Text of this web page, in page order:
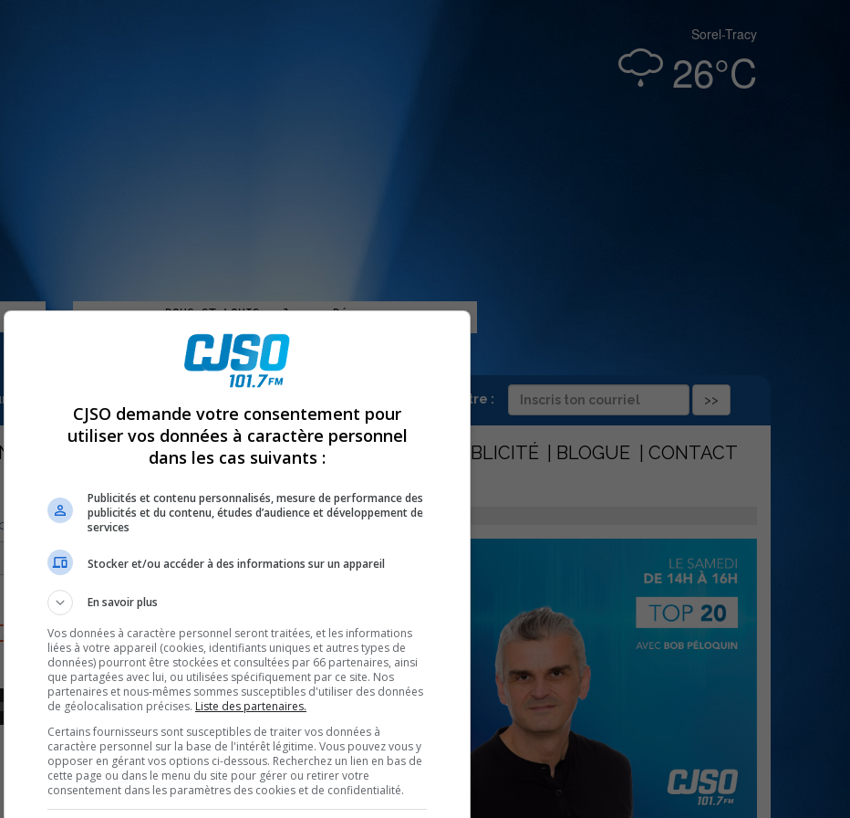
Sorel-Tracy
26°C
ne rien manquer à Sorel-Tracy et la région, abonne-toi à notre infolettre :
OPINION ÉMISSIONS CONCOURS PUBLICITÉ BLOGUE CONTACT
GUILLAUME VENNE – CINÉ QUÉBEC
PARTAGEZ
00:00
Utilisez
flèches
haut/bas
pour
augmenter
ou
CJSO demande votre consentement pour
utiliser vos données à caractère personnel
dans les cas suivants :
Publicités et contenu personnalisés, mesure de performance des
publicités et du contenu, études d’audience et développement de
services
Stocker et/ou accéder à des informations sur un appareil
En savoir plus
Vos données à caractère personnel seront traitées, et les informations
liées à votre appareil (cookies, identifiants uniques et autres types de
données) pourront être stockées et consultées par 66 partenaires, ainsi
que partagées avec lui, ou utilisées spécifiquement par ce site. Nos
partenaires et nous-mêmes sommes susceptibles d'utiliser des données
de géolocalisation précises. Liste des partenaires.
Certains fournisseurs sont susceptibles de traiter vos données à
caractère personnel sur la base de l'intérêt légitime. Vous pouvez vous y
opposer en gérant vos options ci-dessous. Recherchez un lien en bas de
cette page ou dans le menu du site pour gérer ou retirer votre
consentement dans les paramètres des cookies et de confidentialité.